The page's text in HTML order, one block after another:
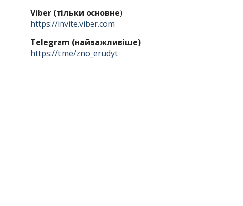
Viber (тільки основне)
https://invite.viber.com
Telegram (найважливіше)
https://t.me/zno_erudyt